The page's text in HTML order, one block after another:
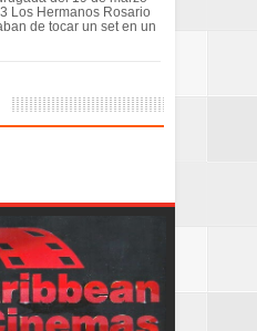
Los Hermanos Rosario
de tocar un set en un